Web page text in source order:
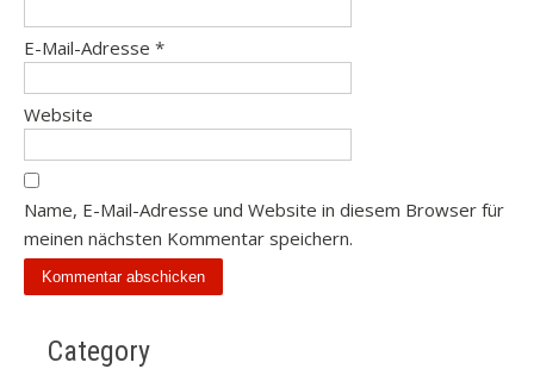
E-Mail-Adresse *
Website
Name, E-Mail-Adresse und Website in diesem Browser für
meinen nächsten Kommentar speichern.
Category